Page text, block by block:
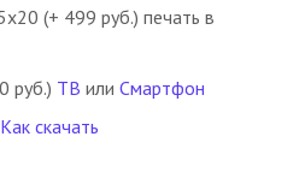
(+ 499 руб.) печать в
руб.) ТВ или Смартфон
Как скачать